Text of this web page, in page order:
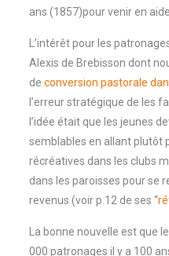
ans (1857)pour venir en
L’intérêt pour les
Alexis de Brebisson dont
de conversion pastorale
l’erreur stratégique de les
l’idée était que les jeunes
semblables en allant plutôt
récréatives dans les clubs
dans les paroisses pour se
revenus (voir p.12 de ses “
La bonne nouvelle est que
000 patronages il y a 100